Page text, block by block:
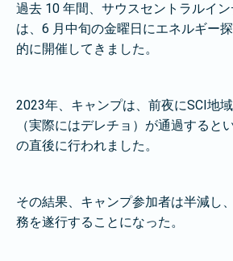
過去 10 年間、サウスセントラルイン
は、6 月中旬の金曜日にエネルギー
的に開催してきました。
2023年、キャンプは、前夜にSCI地
（実際にはデレチョ）が通過すると
の直後に行われました。
その結果、キャンプ参加者は半減し
務を遂行することになった。